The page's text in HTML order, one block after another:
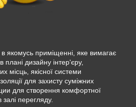
якомусь приміщенні, яке вимагає
плані дизайну інтер'єру,
місць, якісної системи
для захисту суміжних
для створення комфортної
перегляду.